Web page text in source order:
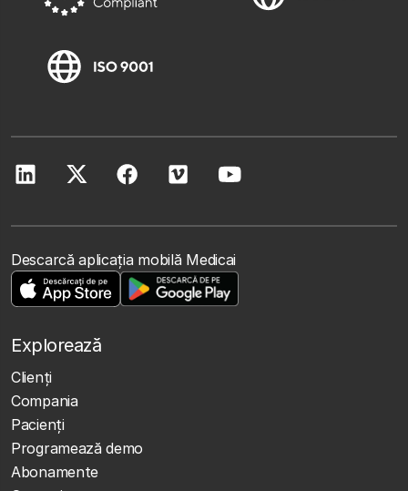
Descarcă aplicația mobilă Medicai
Explorează
Clienţi
Compania
Pacienți
Programează demo
Abonamente